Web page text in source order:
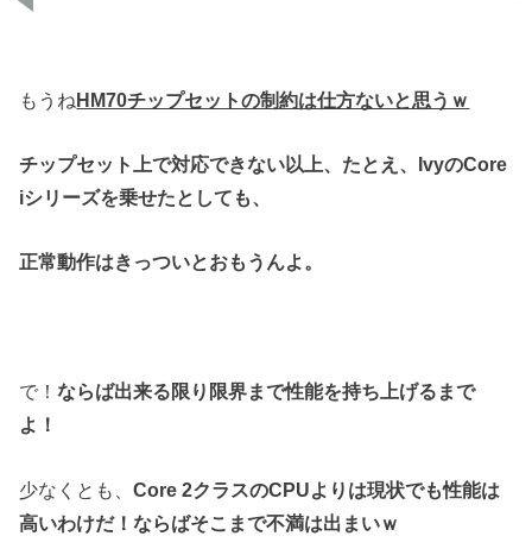
もうねHM70チップセットの制約は仕方ないと思うｗ
チップセット上で対応できない以上、 たとえ、IvyのCore
iシリーズを乗せたとしても、
正常動作はきっついとおもうんよ。
で！ならば出来る限り限界まで性能を持ち上げるまで
よ！
少なくとも、Core 2クラスのCPUよりは現状でも性能は
高いわけだ！ならばそこまで不満は出まいｗ